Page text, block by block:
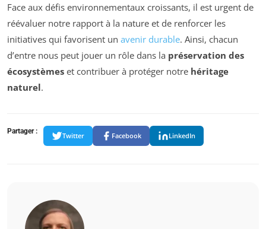
Face aux défis environnementaux croissants, il est urgent de
réévaluer notre rapport à la nature et de renforcer les
initiatives qui favorisent un avenir durable. Ainsi, chacun
d’entre nous peut jouer un rôle dans la préservation des
écosystèmes et contribuer à protéger notre héritage
naturel.
Partager :
Twitter Facebook LinkedIn